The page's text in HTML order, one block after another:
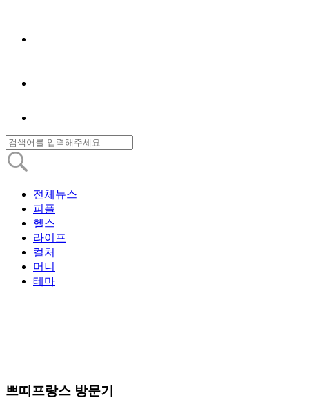
전체뉴스
피플
헬스
라이프
컬처
머니
테마
쁘띠프랑스 방문기